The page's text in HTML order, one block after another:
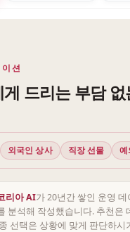
션
드리는 부담
외국인 상사 직장 선물 예
리아 AI가 20년간 쌓인 운영 데
분석해 작성했습니다. 추천은
선택은 상황에 맞게 판단하시